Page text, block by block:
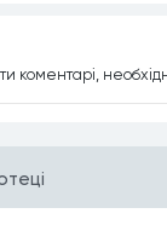
коментарi,